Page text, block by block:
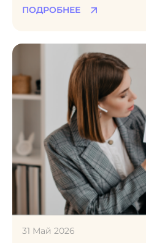
ПОДРОБНЕЕ
31 Май 2026